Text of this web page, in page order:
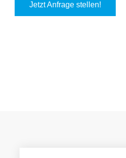
Jetzt Anfrage stellen!